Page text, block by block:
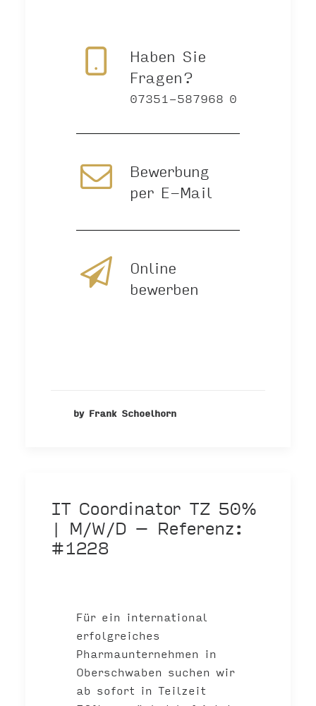
Haben Sie
Fragen?
07351-587968 0
Bewerbung
per E-Mail
Online
bewerben
by Frank Schoelhorn
IT Coordinator TZ 50%
| M/W/D – Referenz:
#1228
Für ein international
erfolgreiches
Pharmaunternehmen in
Oberschwaben suchen wir
ab sofort in Teilzeit